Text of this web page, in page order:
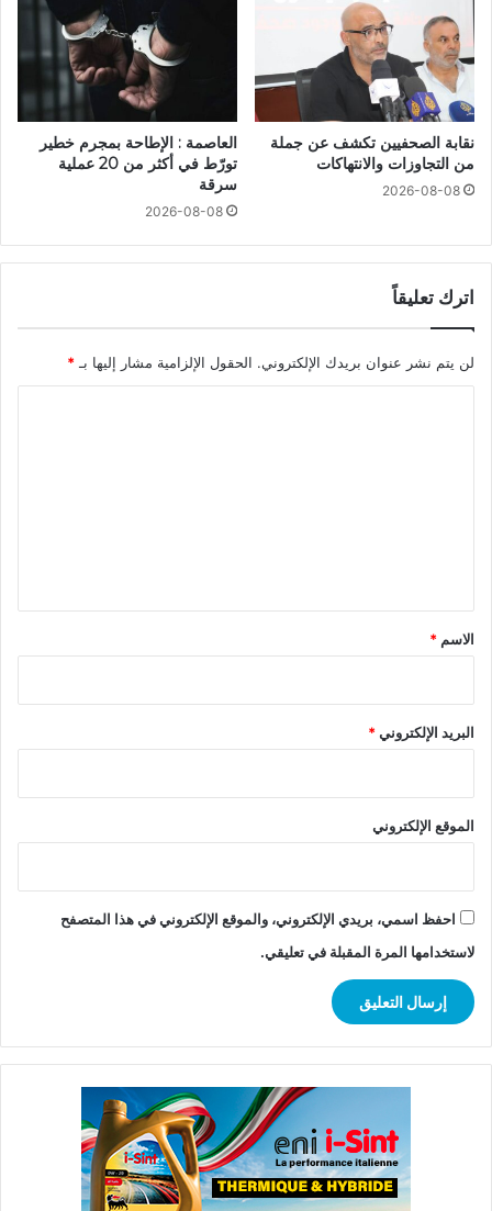
نقابة الصحفيين تكشف عن جملة
من التجاوزات والانتهاكات
2026-08-08
العاصمة : الإطاحة بمجرم خطير
تورّط في أكثر من 20 عملية
سرقة
2026-08-08
اترك تعليقاً
لن يتم نشر عنوان بريدك الإلكتروني. الحقول الإلزامية مشار إليها بـ *
*
الاسم *
البريد الإلكتروني*
الموقع الإلكتروني
احفظ اسمي، بريدي الإلكتروني، والموقع الإلكتروني في هذا المتصفح
لاستخدامها المرة المقبلة في تعليقي.